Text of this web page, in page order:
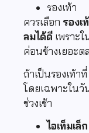
รองเท้า
ควรเลือก รอง
ลมได้ดี เพราะ
ค่อนข้างเยอะต
ถ้าเป็นรองเท้าที่
โดยเฉพาะใน
ช่วงเช้า
ไอเท็มเ